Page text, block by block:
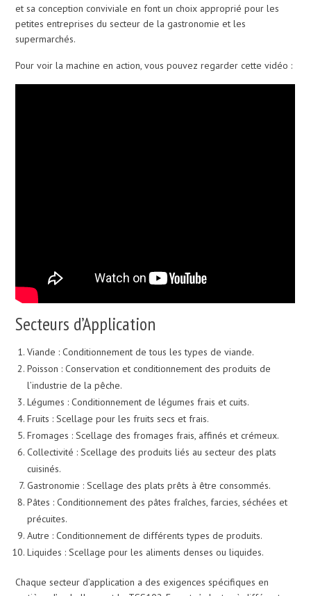
et sa conception conviviale en font un choix approprié pour les
petites entreprises du secteur de la gastronomie et les
supermarchés.
Pour voir la machine en action, vous pouvez regarder cette vidéo :
Secteurs d’Application
Viande : Conditionnement de tous les types de viande.
Poisson : Conservation et conditionnement des produits de
l’industrie de la pêche.
Légumes : Conditionnement de légumes frais et cuits.
Fruits : Scellage pour les fruits secs et frais.
Fromages : Scellage des fromages frais, affinés et crémeux.
Collectivité : Scellage des produits liés au secteur des plats
cuisinés.
Gastronomie : Scellage des plats prêts à être consommés.
Pâtes : Conditionnement des pâtes fraîches, farcies, séchées et
précuites.
Autre : Conditionnement de différents types de produits.
Liquides : Scellage pour les aliments denses ou liquides.
Chaque secteur d’application a des exigences spécifiques en